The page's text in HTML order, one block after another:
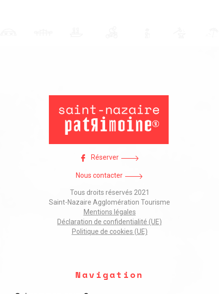
Réserver
Nous contacter
Tous droits réservés 2021
Saint-Nazaire Agglomération Tourisme
Mentions légales
Déclaration de confidentialité (UE)
Politique de cookies (UE)
Navigation